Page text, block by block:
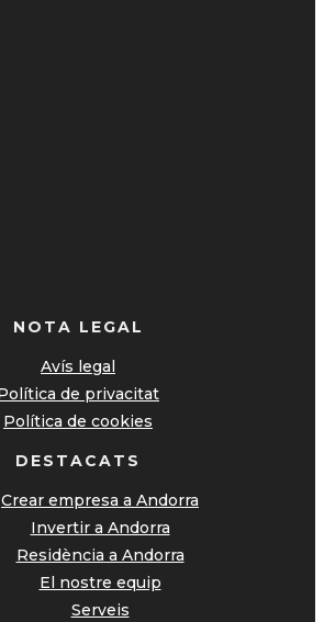
NOTA LEGAL
Avís legal
de privacitat
Política de cookies
DESTACATS
Crear empresa a Andorra
Invertir a Andorra
Residència a Andorra
El nostre equip
Serveis